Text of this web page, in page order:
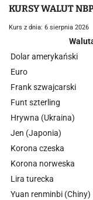
KURSY WALUT
Kurs z dnia: 6 sierpnia 2026
Dolar amerykański
Euro
Frank szwajcarski
Funt szterling
Hrywna (Ukraina)
Jen (Japonia)
Korona czeska
Korona norweska
Lira turecka
Yuan renminbi (Chiny)